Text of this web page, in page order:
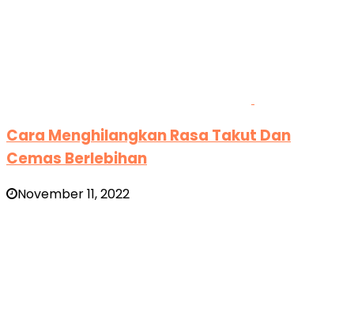
Cara Menghilangkan Rasa Takut Dan
Cemas Berlebihan
November 11, 2022